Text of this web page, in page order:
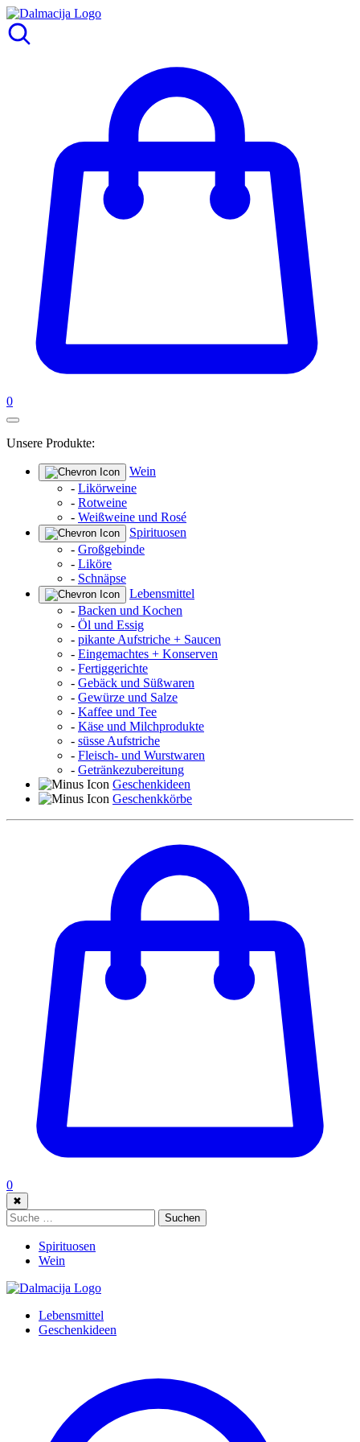
0
Unsere Produkte:
Wein
- Likörweine
- Rotweine
- Weißweine und Rosé
Spirituosen
- Großgebinde
- Liköre
- Schnäpse
Lebensmittel
- Backen und Kochen
- Öl und Essig
- pikante Aufstriche + Saucen
- Eingemachtes + Konserven
- Fertiggerichte
- Gebäck und Süßwaren
- Gewürze und Salze
- Kaffee und Tee
- Käse und Milchprodukte
- süsse Aufstriche
- Fleisch- und Wurstwaren
- Getränkezubereitung
Geschenkideen
Geschenkkörbe
0
✖
Suche: Suchen
Spirituosen
Wein
Lebensmittel
Geschenkideen